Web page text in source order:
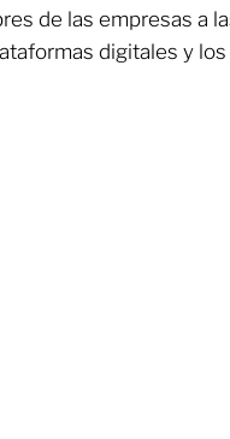
de las empresas a
digitales y